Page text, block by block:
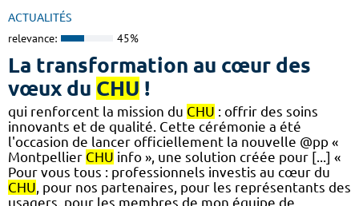
ACTUALITÉS
relevance: 45%
La transformation au cœur des
vœux du CHU !
qui renforcent la mission du CHU : offrir des soins
innovants et de qualité. Cette cérémonie a été
l'occasion de lancer officiellement la nouvelle @pp «
Montpellier CHU info », une solution créée pour [...] «
Pour vous tous : professionnels investis au cœur du
CHU, pour nos partenaires, pour les représentants des
usagers, pour les membres de mon équipe de